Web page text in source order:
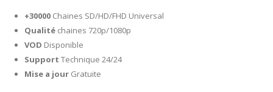
+30000 Chaines SD/HD/FHD Universal
Qualité chaines 720p/1080p
VOD Disponible
Support Technique 24/24
Mise a jour Gratuite